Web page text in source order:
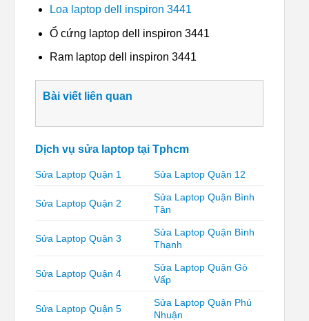
Loa laptop dell inspiron 3441
Ổ cứng laptop dell inspiron 3441
Ram laptop dell inspiron 3441
Bài viết liên quan
Dịch vụ sửa laptop tại Tphcm
Sửa Laptop Quận 1 Sửa Laptop Quận 12
Sửa Laptop Quận 2
Sửa Laptop Quận Bình
Tân
Sửa Laptop Quận 3
Sửa Laptop Quận Bình
Thạnh
Sửa Laptop Quận 4
Sửa Laptop Quận Gò
Vấp
Sửa Laptop Quận 5
Sửa Laptop Quận Phú
Nhuận